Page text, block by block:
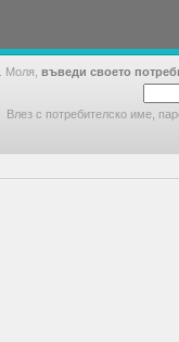
. Моля, въведи своето
Влез с потребителско име,